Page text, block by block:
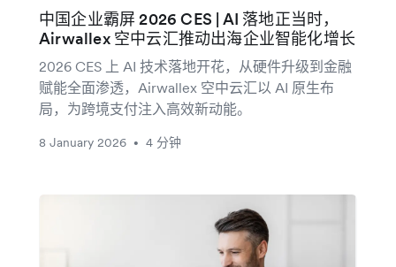
中国企业霸屏 2026 CES | AI 落地正当时，
Airwallex 空中云汇推动出海企业智能化增长
2026 CES 上 AI 技术落地开花，从硬件升级到金融
赋能全面渗透，Airwallex 空中云汇以 AI 原生布
局，为跨境支付注入高效新动能。
8 January 2026 • 4 分钟